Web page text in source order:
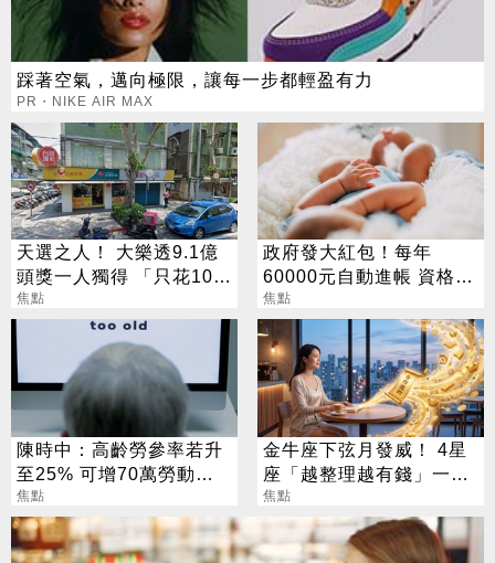
踩著空氣，邁向極限，讓每一步都輕盈有力
PR・NIKE AIR MAX
天選之人！ 大樂透9.1億
頭獎一人獨得 「只花100
元」買法曝光
焦點
政府發大紅包！每年
60000元自動進帳 資格一
次看
焦點
陳時中：高齡勞參率若升
至25% 可增70萬勞動人
口
焦點
金牛座下弦月發威！ 4星
座「越整理越有錢」一路
旺運到10月
焦點